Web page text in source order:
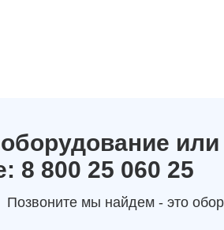
8 800 25 060 25
Позвоните мы найдем - это